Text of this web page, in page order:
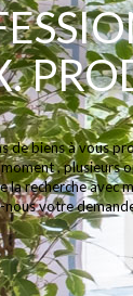
de biens à vous
, plusieurs
la recherche avec
nous votre